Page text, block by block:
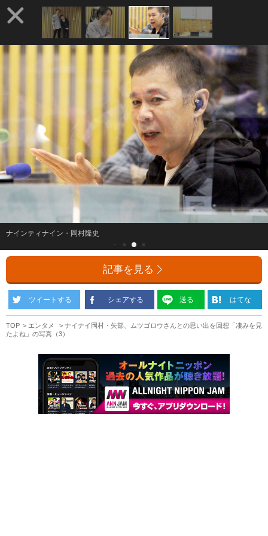
ナインティナイン・岡村隆史
記事を見る
ツイートする シェアする 送る はてな
TOP エンタメ
ナイナイ岡村・矢部、ムツゴロウさんとの思い出を回想「凄みを見
たよね」の写真（3）